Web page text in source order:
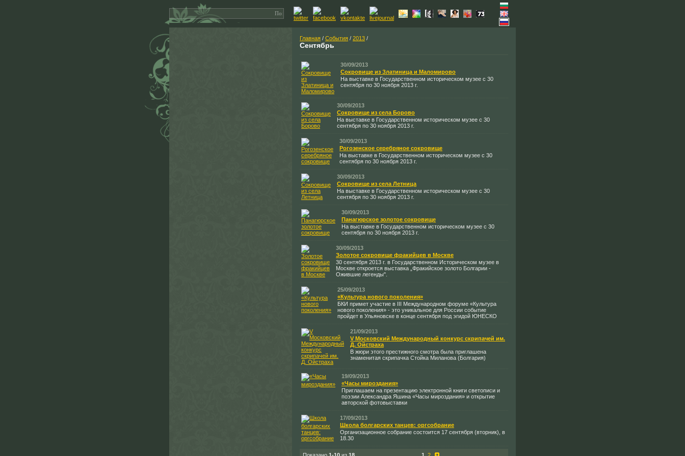
Главная / События / 2013 /
Сентябрь
30/09/2013
Сокровище из Златиница и Маломирово
На выставке в Государственном историческом музее с 30
сентября по 30 ноября 2013 г.
30/09/2013
Сокровище из села Борово
На выставке в Государственном историческом музее с 30
сентября по 30 ноября 2013 г.
30/09/2013
Рогозенское серебряное сокровище
На выставке в Государственном историческом музее с 30
сентября по 30 ноября 2013 г.
30/09/2013
Сокровище из села Летница
На выставке в Государственном историческом музее с 30
сентября по 30 ноября 2013 г.
30/09/2013
Панагюрское золотое сокровище
На выставке в Государственном историческом музее с 30
сентября по 30 ноября 2013 г.
30/09/2013
Золотое сокровище фракийцев в Москве
30 сентября 2013 г. в Государственном Историческом музее в
Москве откроется выставка „Фракийское золото Болгарии -
Ожившие легенды".
25/09/2013
«Культура нового поколения»
БКИ примет участие в III Международном форуме «Культура
нового поколения» - это уникальное для России событие
пройдет в Ульяновске в конце сентября под эгидой ЮНЕСКО
21/09/2013
V Московский Международный конкурс скрипачей им.
Д. Ойстраха
В жюри этого престижного смотра была приглашена
знаменитая скрипачка Стойка Миланова (Болгария)
19/09/2013
«Часы мироздания»
Приглашаем на презентацию электронной книги светописи и
поэзии Александра Яшина «Часы мироздания» и открытие
авторской фотовыставки
17/09/2013
Школа болгарских танцев: оргсобрание
Организационное собрание состоится 17 сентября (вторник), в
18.30